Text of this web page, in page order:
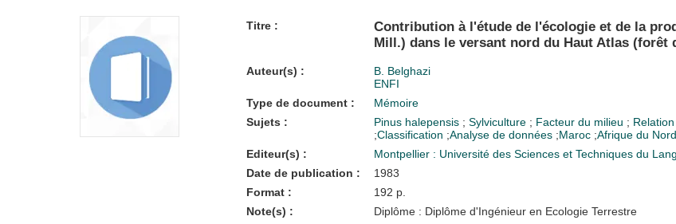
Titre :
Contribution à l'étude de l'écologie et de la
Mill.) dans le versant nord du Haut Atlas (forêt
Auteur(s) :
B. Belghazi
ENFI
Type de document :
Mémoire
Sujets :
Pinus halepensis ; Sylviculture ; Facteur du milieu ;
;Classification ;Analyse de données ;Maroc ;Afrique du Nord
Editeur(s) :
Montpellier : Université des Sciences et Techniques du
Date de publication :
1983
Format :
192 p.
Note(s) :
Diplôme : Diplôme d'Ingénieur en Ecologie Terrestre